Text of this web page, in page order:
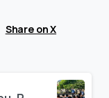
Share on X